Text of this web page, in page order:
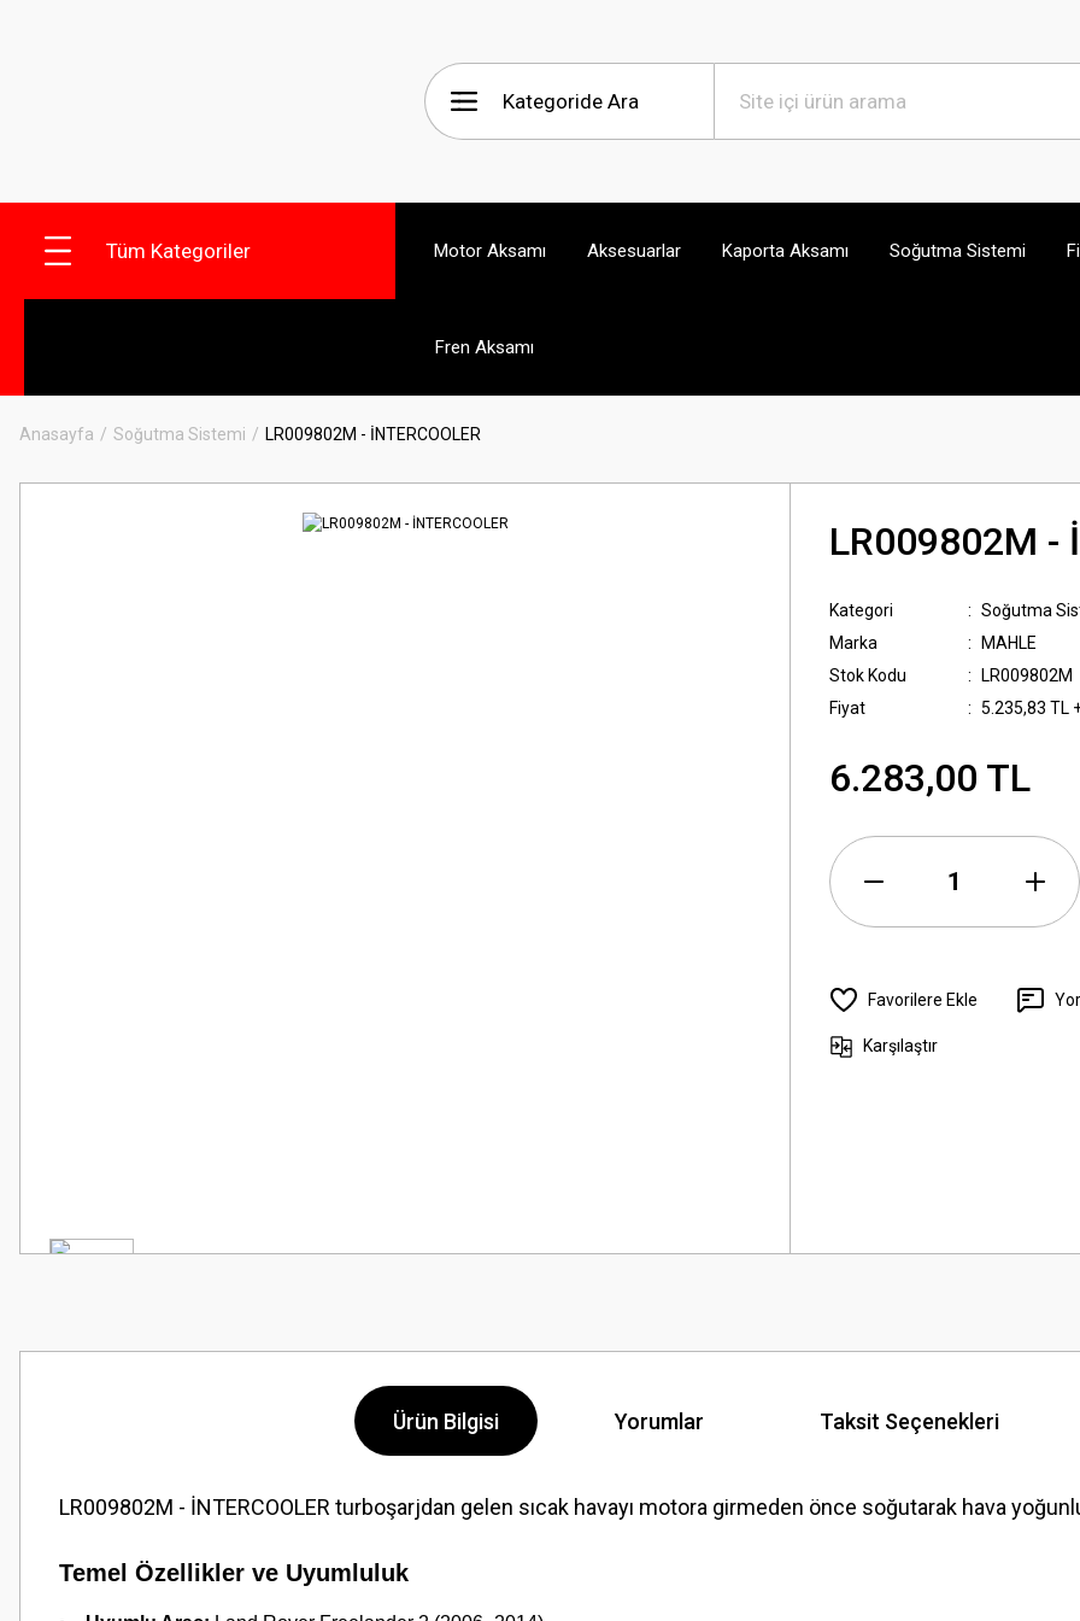
Tüm Kategoriler Motor Aksamı Aksesuarlar Kaporta Aksamı Soğutma Sistemi
Fren Aksamı
Anasayfa Soğutma Sistemi LR009802M - İNTERCOOLER
LR009802M -
Kategori
Soğutma
Marka
MAHLE
Stok Kodu
LR009802M
Fiyat
5.235,83 TL
6.283,00 TL
Karşılaştır
Ürün Bilgisi Yorumlar Taksit Seçenekleri
LR009802M - İNTERCOOLER turboşarjdan gelen sıcak havayı motora girmeden önce soğutarak hava
Temel Özellikler ve Uyumluluk